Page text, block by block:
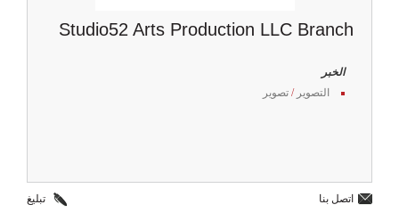
Studio52 Arts Production LLC Branch
الخبر
التصوير / تصوير
اتصل بنا تبليغ